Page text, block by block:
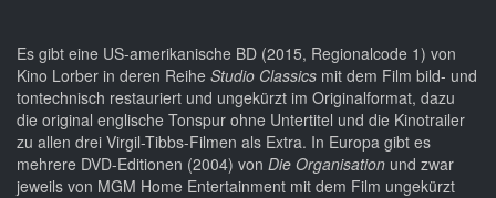
Es gibt eine US-amerikanische BD (2015, Regionalcode 1) von
Kino Lorber in deren Reihe Studio Classics mit dem Film bild- und
tontechnisch restauriert und ungekürzt im Originalformat, dazu
die original englische Tonspur ohne Untertitel und die Kinotrailer
zu allen drei Virgil-Tibbs-Filmen als Extra. In Europa gibt es
mehrere DVD-Editionen (2004) von Die Organisation und zwar
jeweils von MGM Home Entertainment mit dem Film ungekürzt